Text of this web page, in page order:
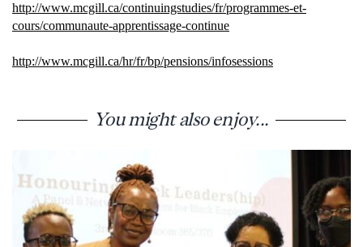
http://www.mcgill.ca/continuingstudies/fr/programmes-et-
cours/communaute-apprentissage-continue
http://www.mcgill.ca/hr/fr/bp/pensions/infosessions
You might also enjoy...